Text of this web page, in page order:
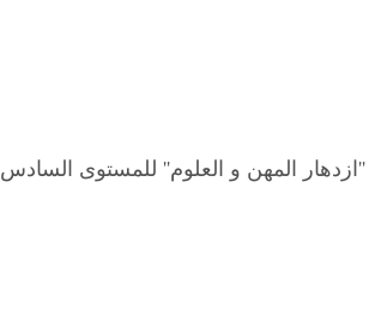
المهن و العلوم'' للمستوى السادس